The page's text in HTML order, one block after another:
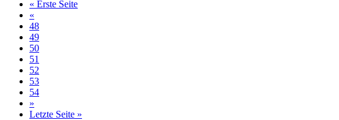
« Erste Seite
«
48
49
50
51
52
53
54
»
Letzte Seite »